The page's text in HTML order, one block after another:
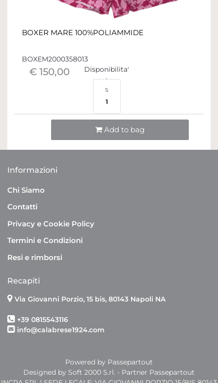
BOXER MARE 100%POLIAMMIDE
BOXEM2000358013
€ 150,00 Disponibilita'
S
1
Add to bag
Informazioni
Chi Siamo
Contatti
Privacy e Cookie Policy
Termini e Condizioni
Resi e rimborsi
Recapiti
Via Giovanni Porzio, 15 bis, 80143 Napoli NA
+39 0815543116
info@calabrese1924.com
Powered by Passepartout
Designed by Soft 2000 S.rl. - Partner Passepartout